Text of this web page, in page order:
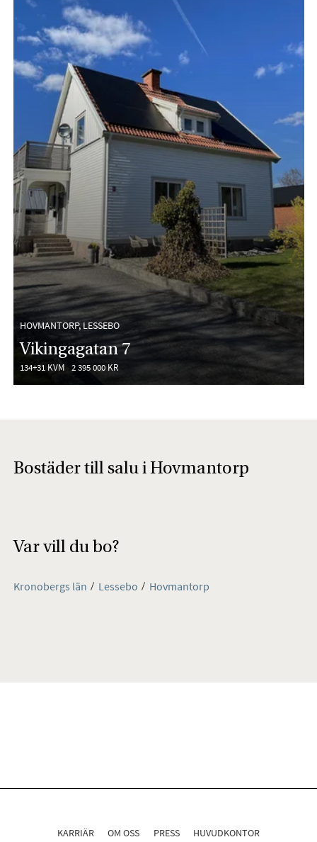
HOVMANTORP, LESSEBO
Vikingagatan 7
134+31 KVM 2 395 000 KR
Bostäder till salu i Hovmantorp
Var vill du bo?
Kronobergs län Lessebo Hovmantorp
KARRIÄR OM OSS PRESS HUVUDKONTOR